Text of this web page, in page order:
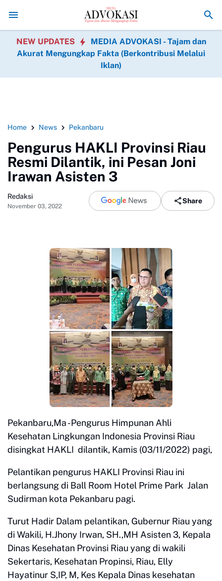
Palembang Terus Naik KelasLapas Purwodadi Bersinergi
NEW UPDATES
MEDIA ADVOKASI - Tajam dan
Akurat Mengungkap Fakta (Berkontribusi Melalui
Iklan)
Home News Pekanbaru
Pengurus HAKLI Provinsi Riau
Resmi Dilantik, ini Pesan Joni
Irawan Asisten 3
Redaksi
November 03, 2022
Share
Pekanbaru,Ma -Pengurus Himpunan Ahli
Kesehatan Lingkungan Indonesia Provinsi Riau
disingkat HAKLI dilantik, Kamis (03/11/2022) pagi,
Pelantikan pengurus HAKLI Provinsi Riau ini
berlangsung di Ball Room Hotel Prime Park Jalan
Sudirman kota Pekanbaru pagi.
Turut Hadir Dalam pelantikan, Gubernur Riau yang
di Wakili, H.Jhony Irwan, SH.,MH Asisten 3, Kepala
Dinas Kesehatan Provinsi Riau yang di wakili
Sekertaris, Kesehatan Propinsi, Riau, Elly
Hayatinur S,IP, M, Kes Kepala Dinas kesehatan